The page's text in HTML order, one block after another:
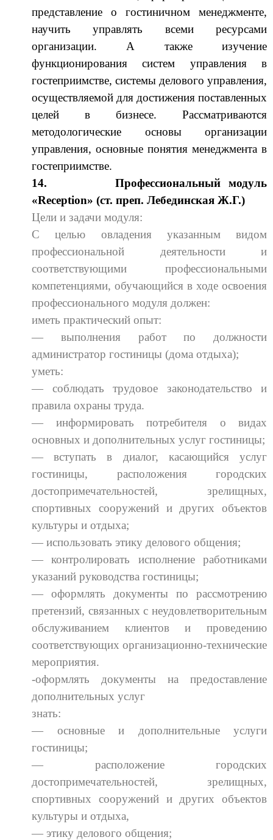
представление о гостиничном менеджменте,
научить управлять всеми ресурсами
организации. А также изучение
функционирования систем управления в
гостеприимстве, системы делового управления,
осуществляемой для достижения поставленных
целей в бизнесе. Рассматриваются
методологические основы организации
управления, основные понятия менеджмента в
гостеприимстве.
14.
Профессиональный модуль
«Reception» (ст. преп. Лебединская Ж.Г.)
Цели и задачи модуля:
С целью овладения указанным видом
профессиональной деятельности и
соответствующими профессиональными
компетенциями, обучающийся в ходе освоения
профессионального модуля должен:
иметь практический опыт:
— выполнения работ по должности
администратор гостиницы (дома отдыха);
уметь:
— соблюдать трудовое законодательство и
правила охраны труда.
— информировать потребителя о видах
основных и дополнительных услуг гостиницы;
— вступать в диалог, касающийся услуг
гостиницы, расположения городских
достопримечательностей, зрелищных,
спортивных сооружений и других объектов
культуры и отдыха;
— использовать этику делового общения;
— контролировать исполнение работниками
указаний руководства гостиницы;
— оформлять документы по рассмотрению
претензий, связанных с неудовлетворительным
обслуживанием клиентов и проведению
соответствующих организационно-технические
мероприятия.
-оформлять документы на предоставление
дополнительных услуг
знать:
— основные и дополнительные услуги
гостиницы;
— расположение городских
достопримечательностей, зрелищных,
спортивных сооружений и других объектов
культуры и отдыха,
— этику делового общения;